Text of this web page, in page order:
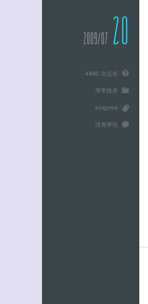
2009/07 20
4490 次点击
学学技术
kingcms
没有评论